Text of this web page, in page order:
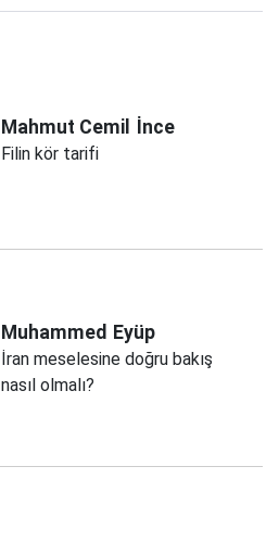
Mahmut Cemil İnce
Filin kör tarifi
Muhammed Eyüp
İran meselesine doğru bakış
nasıl olmalı?